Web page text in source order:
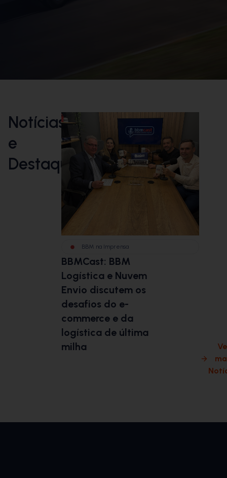
Notícias
e
Destaques
BBM na Imprensa
BBMCast: BBM
Logística e Nuvem
Envio discutem os
desafios do e-
commerce e da
logística de última
milha